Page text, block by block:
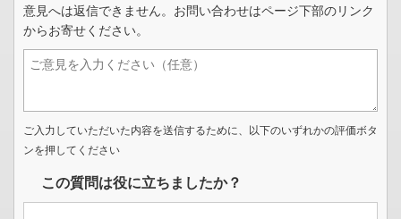
意見へは返信できません。お問い合わせはページ下部のリンク
からお寄せください。
ご入力していただいた内容を送信するために、以下のいずれかの評価ボタ
ンを押してください
この質問は役に立ちましたか？